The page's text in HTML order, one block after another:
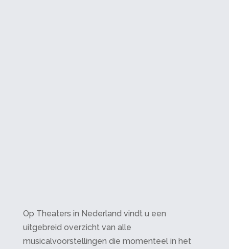
Op Theaters in Nederland vindt u een
uitgebreid overzicht van alle
musicalvoorstellingen die momenteel in het